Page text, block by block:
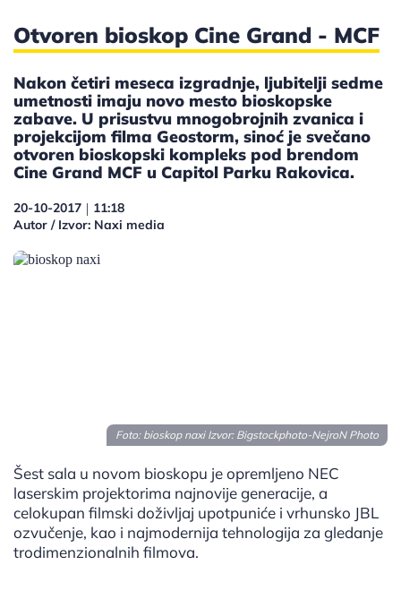
Otvoren bioskop Cine Grand - MCF
Nakon četiri meseca izgradnje, ljubitelji sedme
umetnosti imaju novo mesto bioskopske
zabave. U prisustvu mnogobrojnih zvanica i
projekcijom filma Geostorm, sinoć je svečano
otvoren bioskopski kompleks pod brendom
Cine Grand MCF u Capitol Parku Rakovica.
20-10-2017 | 11:18
Autor / Izvor: Naxi media
Foto: bioskop naxi Izvor: Bigstockphoto-NejroN Photo
Šest sala u novom bioskopu je opremljeno NEC
laserskim projektorima najnovije generacije, a
celokupan filmski doživljaj upotpuniće i vrhunsko JBL
ozvučenje, kao i najmodernija tehnologija za gledanje
trodimenzionalnih filmova.